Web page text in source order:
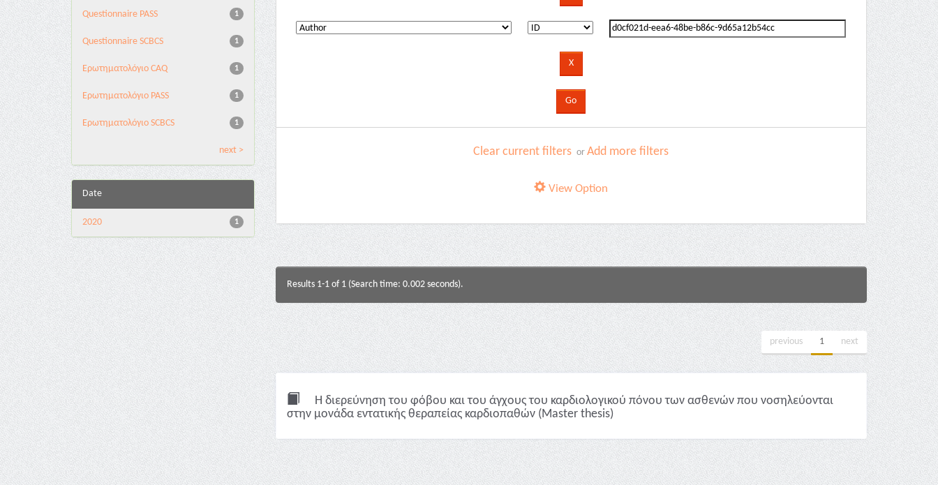
1
Questionnaire PASS
1
Questionnaire SCBCS
1
Ερωτηματολόγιο CAQ
1
Ερωτηματολόγιο PASS
1
Ερωτηματολόγιο SCBCS
next >
Date
1
2020
Clear current filters orAdd more filters
View Option
Results 1-1 of 1 (Search time: 0.002 seconds).
previous 1 next
Η διερεύνηση του φόβου και του άγχους του καρδιολογικού πόνου των ασθενών που νοσηλεύονται
στην μονάδα εντατικής θεραπείας καρδιοπαθών (Master thesis)